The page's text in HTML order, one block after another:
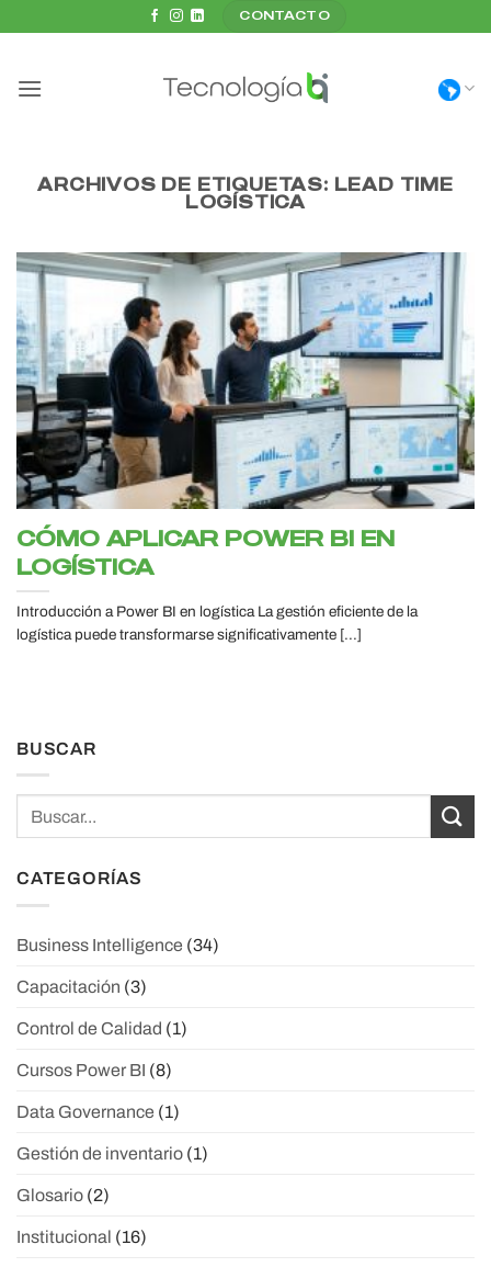
CONTACTO
ARCHIVOS DE ETIQUETAS: LEAD TIME
LOGÍSTICA
CÓMO APLICAR POWER BI EN
LOGÍSTICA
Introducción a Power BI en logística La gestión eficiente de la
logística puede transformarse significativamente [...]
BUSCAR
CATEGORÍAS
Business Intelligence (34)
Capacitación (3)
Control de Calidad (1)
Cursos Power BI (8)
Data Governance (1)
Gestión de inventario (1)
Glosario (2)
Institucional (16)